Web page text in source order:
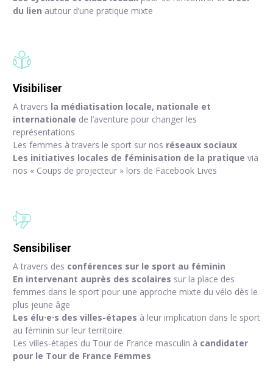
du lien autour d’une pratique mixte
Visibiliser
A travers la médiatisation locale, nationale et
internationale de l’aventure pour changer les
représentations
Les femmes à travers le sport sur nos réseaux sociaux
Les initiatives locales de féminisation de la pratique via
nos « Coups de projecteur » lors de Facebook Lives
Sensibiliser
A travers des conférences sur le sport au féminin
En intervenant auprès des scolaires sur la place des
femmes dans le sport pour une approche mixte du vélo dès le
plus jeune âge
Les élu·e·s des villes-étapes à leur implication dans le sport
au féminin sur leur territoire
Les villes-étapes du Tour de France masculin à candidater
pour le Tour de France Femmes